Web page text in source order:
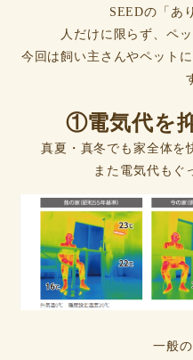
SEEDの「あ
人だけに限らず、ペ
今回は飼い主さんやペット
①電気代を
真夏・真冬でも家全体を
また電気代もぐ
一般